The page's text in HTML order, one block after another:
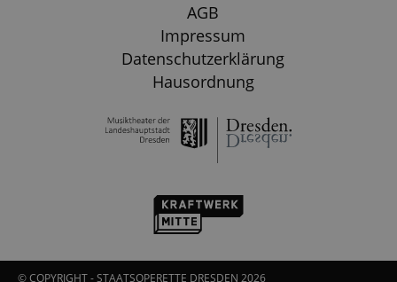
AGB
Impressum
Datenschutzerklärung
Hausordnung
© COPYRIGHT - STAATSOPERETTE DRESDEN 2026